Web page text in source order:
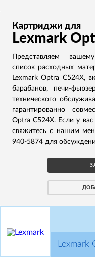
Картриджи для
Lexmark
Представляем
список расходных
Lexmark Optra C524X,
барабанов, печи-
технического
гарантированно
Optra C524X. Если у
свяжитесь с нашим
940-5874 для